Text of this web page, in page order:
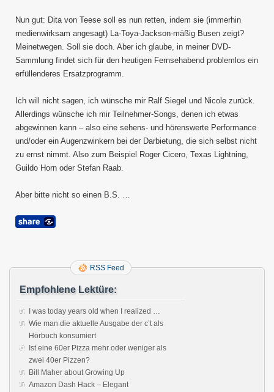
Nun gut: Dita von Teese soll es nun retten, indem sie (immerhin
medienwirksam angesagt) La-Toya-Jackson-mäßig Busen zeigt?
Meinetwegen. Soll sie doch. Aber ich glaube, in meiner DVD-
Sammlung findet sich für den heutigen Fernsehabend problemlos ein
erfüllenderes Ersatzprogramm.
Ich will nicht sagen, ich wünsche mir Ralf Siegel und Nicole zurück.
Allerdings wünsche ich mir Teilnehmer-Songs, denen ich etwas
abgewinnen kann – also eine sehens- und hörenswerte Performance
und/oder ein Augenzwinkern bei der Darbietung, die sich selbst nicht
zu ernst nimmt. Also zum Beispiel Roger Cicero, Texas Lightning,
Guildo Horn oder Stefan Raab.
Aber bitte nicht so einen B.S. …
RSS Feed
Empfohlene Lektüre:
I was today years old when I realized …
Wie man die aktuelle Ausgabe der c’t als
Hörbuch konsumiert
Ist eine 60er Pizza mehr oder weniger als
zwei 40er Pizzen?
Bill Maher about Growing Up
Amazon Dash Hack – Elegant